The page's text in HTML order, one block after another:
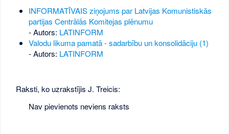
INFORMATĪVAIS ziņojums par Latvijas Komunistiskās
partijas Centrālās Komitejas plēnumu
- Autors: LATINFORM
Valodu likuma pamatā - sadarbību un konsolidāciju (1)
- Autors: LATINFORM
Raksti, ko uzrakstījis J. Treicis:
Nav pievienots neviens raksts